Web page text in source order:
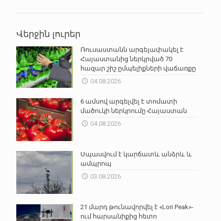
Վերջին լուրեր
Ռուսաստանն արգելափակել է
Հայաստանից ներկրված 70
հազար շիշ ըմպելիքների վաճառքը
04.08.2026
6 ամսով արգելվել է տոմատի
մածուկի ներկրումը Հայաստան
04.08.2026
Սպասվում է կարճատև անձրև և
ամպրոպ
03.08.2026
21 մարդ թունավորվել է «Lori Peak»-
ում հարսանիքից հետո